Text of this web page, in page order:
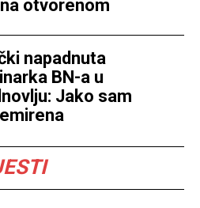
otvorenom
napadnuta
BN-a u
Jako sam